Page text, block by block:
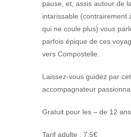
pause, et, assis autour de
intarissable (contrairement
qui ne coule plus) vous
parfois épique de ces
vers Compostelle.
Laissez-vous guidez par cet
accompagnateur
Gratuit pour les – de 12 ans.
Tarif adulte : 7,5€